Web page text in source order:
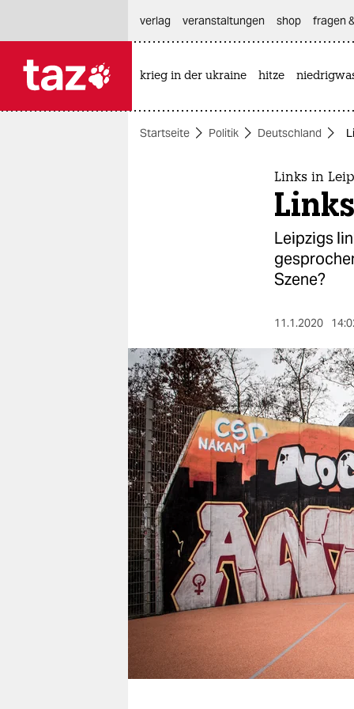
themen
berlin
nord
wahrheit
verlag
verlag
veranstaltungen
shop
fragen & hilfe
unterstützen
genossenschaft
verlag
veranstaltungen shop fragen
krieg in der ukraine hitze
Startseite Politik Deutschland
Links in
Leipzigs
Szene?
11.1.2020